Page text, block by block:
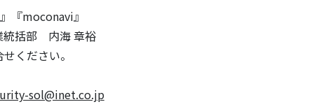
『moconavi』
統括部 内海 章裕
ださい。
sol@inet.co.jp